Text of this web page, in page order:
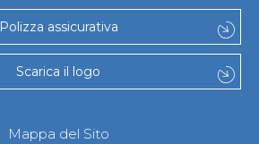
Polizza assicurativa
Scarica il logo
Mappa del Sito